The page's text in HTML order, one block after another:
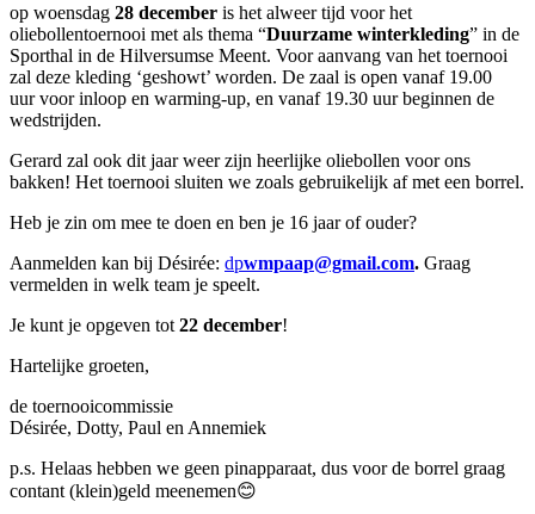
op woensdag 28 december is het alweer tijd voor het
oliebollentoernooi met als thema “Duurzame winterkleding” in de
Sporthal in de Hilversumse Meent. Voor aanvang van het toernooi
zal deze kleding ‘geshowt’ worden. De zaal is open vanaf 19.00
uurvoor inloop en warming-up, en vanaf 19.30 uurbeginnen de
wedstrijden.
Gerard zal ook dit jaar weer zijn heerlijke oliebollen voor ons
bakken! Het toernooi sluiten we zoals gebruikelijk af met een borrel.
Heb je zin om mee te doen en ben je 16 jaar of ouder?
Aanmelden kan bij Désirée: dpwmpaap@gmail.com. Graag
vermelden in welk team je speelt.
Je kunt je opgeven tot 22 december!
Hartelijke groeten,
de toernooicommissie
Désirée, Dotty, Paul en Annemiek
p.s. Helaas hebben we geen pinapparaat, dus voor de borrel graag
contant (klein)geld meenemen😊